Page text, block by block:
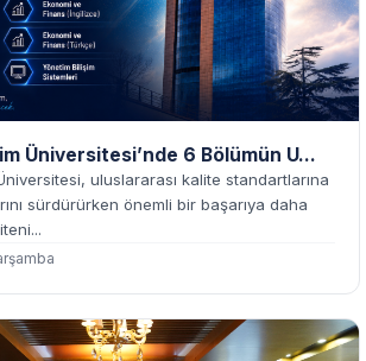
Üniversitesi’nde 6 Bölümün U...
uluslararası kalite standartlarına
sürdürürken önemli bir başarıya daha